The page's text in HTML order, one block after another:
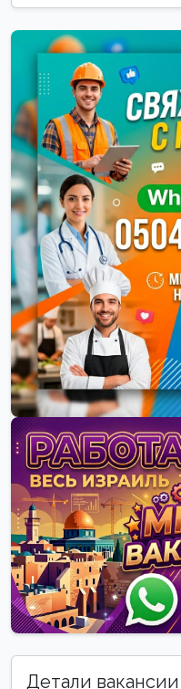
Детали вакансии